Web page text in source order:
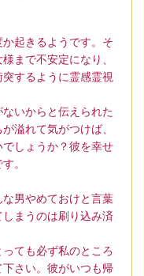
起きるようです。そ
まで不安定になり、
するように霊感霊視
いからと伝えられた
溢れて気がつけば、
しょうか？彼を幸せ
。
男やめておけと言葉
まうのは刷り込み済
ても必ず私のところ
さい。彼がいつも帰